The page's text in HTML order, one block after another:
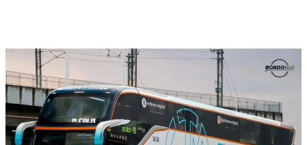
Digite
aqui
o
seu
e-
mail